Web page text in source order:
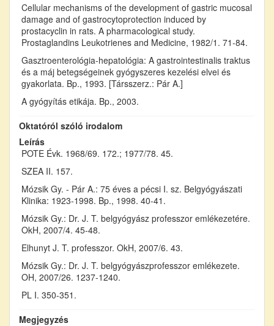
Cellular mechanisms of the development of gastric mucosal
damage and of gastrocytoprotection induced by
prostacyclin in rats. A pharmacological study.
Prostaglandins Leukotrienes and Medicine, 1982/1. 71-84.
Gasztroenterológia-hepatológia: A gastrointestinalis traktus
és a máj betegségeinek gyógyszeres kezelési elvei és
gyakorlata. Bp., 1993. [Társszerz.: Pár A.]
A gyógyítás etikája. Bp., 2003.
Oktatóról szóló irodalom
Leírás
POTE Évk. 1968/69. 172.; 1977/78. 45.
SZEA II. 157.
Mózsik Gy. - Pár A.: 75 éves a pécsi I. sz. Belgyógyászati
Klinika: 1923-1998. Bp., 1998. 40-41.
Mózsik Gy.: Dr. J. T. belgyógyász professzor emlékezetére.
OkH, 2007/4. 45-48.
Elhunyt J. T. professzor. OkH, 2007/6. 43.
Mózsik Gy.: Dr. J. T. belgyógyászprofesszor emlékezete.
OH, 2007/26. 1237-1240.
PL I. 350-351.
Megjegyzés